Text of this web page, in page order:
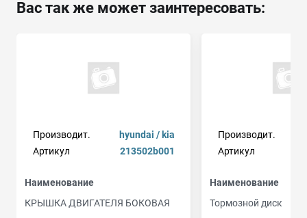
Вас так же может заинтересовать:
Производит.
hyundai / kia
Артикул
213502b001
Наименование
КРЫШКА ДВИГАТЕЛЯ БОКОВАЯ
Производит.
Артикул
Наименование
Тормозной диск